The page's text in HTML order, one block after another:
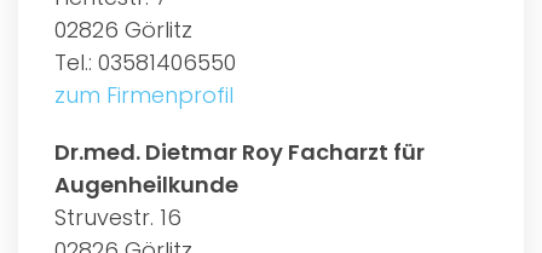
02826 Görlitz
Tel.: 03581406550
zum Firmenprofil
Dr.med. Dietmar Roy Facharzt für
Augenheilkunde
Struvestr. 16